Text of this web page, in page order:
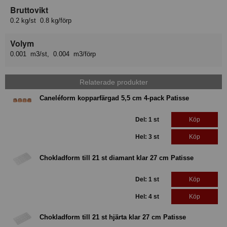
Bruttovikt
0.2 kg/st 0.8 kg/förp
Volym
0.001 m3/st, 0.004 m3/förp
Relaterade produkter
Caneléform kopparfärgad 5,5 cm 4-pack Patisse
Del: 1 st Köp
Hel: 3 st Köp
Chokladform till 21 st diamant klar 27 cm Patisse
Del: 1 st Köp
Hel: 4 st Köp
Chokladform till 21 st hjärta klar 27 cm Patisse